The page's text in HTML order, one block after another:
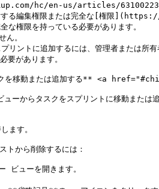
hc/en-us/articles/
ん。
スプリントに追加するには、管
があります。
クを移動または追加する** <a
ーからタスクをスプリントに移動または
ます。
トから削除するには：
ビューを開きます。